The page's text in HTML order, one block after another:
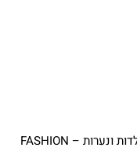
ערכת ספא מפנקת לרגליים לילדות ונערות – FASHION